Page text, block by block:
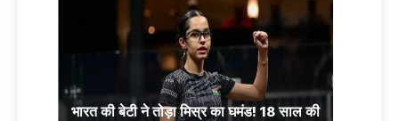
भारत की बेटी ने तोड़ा मिस्र का घमंड! 18 साल की